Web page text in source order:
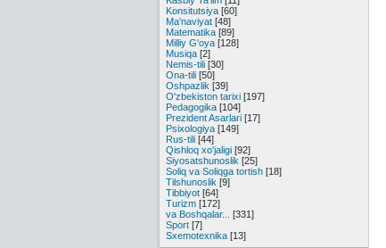
Konsitutsiya [60]
Ma'naviyat [48]
Matematika [89]
Milliy G'oya [128]
Musiqa [2]
Nemis-tili [30]
Ona-tili [50]
Oshpazlik [39]
O'zbekiston tarixi [197]
Pedagogika [104]
Prezident Asarlari [17]
Psixologiya [149]
Rus-tili [44]
Qishloq xo'jaligi [92]
Siyosatshunoslik [25]
Soliq va Soliqga tortish [18]
Tilshunoslik [9]
Tibbiyot [64]
Turizm [172]
va Boshqalar...
[331]
Sport [7]
Sxemotexnika [13]